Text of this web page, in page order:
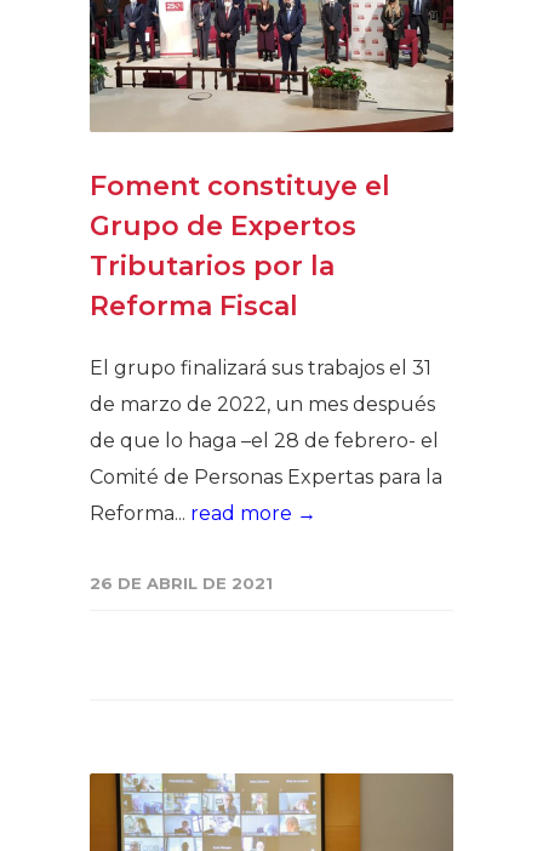
Foment constituye el
Grupo de Expertos
Tributarios por la
Reforma Fiscal
El grupo finalizará sus trabajos el 31
de marzo de 2022, un mes después
de que lo haga –el 28 de febrero- el
Comité de Personas Expertas para la
Reforma... read more →
26 DE ABRIL DE 2021